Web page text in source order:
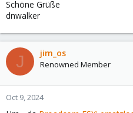
Schöne Grüße
dnwalker
J jim_os
Renowned Member
Oct 9, 2024